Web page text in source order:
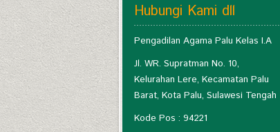
Hubungi Kami dll
Pengadilan Agama Palu Kelas I.A
Jl. WR. Supratman No. 10,
Kelurahan Lere, Kecamatan Palu
Barat, Kota Palu, Sulawesi Tengah
Kode Pos : 94221